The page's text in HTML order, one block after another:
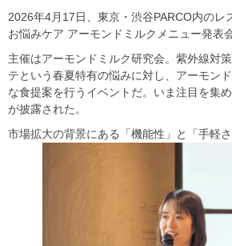
2026年4月17日、東京・渋谷PARCO内のレ
お悩みケア アーモンドミルクメニュー発表
主催はアーモンドミルク研究会。紫外線対
テという春夏特有の悩みに対し、アーモン
な食提案を行うイベントだ。いま注目を集
が披露された。
市場拡大の背景にある「機能性」と「手軽さ